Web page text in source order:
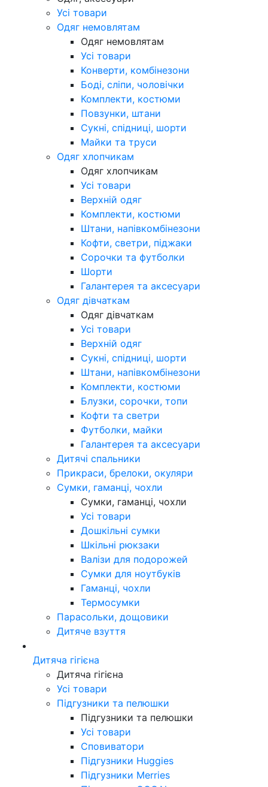
Усі товари
Одяг немовлятам
Одяг немовлятам
Усі товари
Конверти, комбінезони
Боді, сліпи, чоловічки
Комплекти, костюми
Повзунки, штани
Сукні, спідниці, шорти
Майки та труси
Одяг хлопчикам
Одяг хлопчикам
Усі товари
Верхній одяг
Комплекти, костюми
Штани, напівкомбінезони
Кофти, светри, піджаки
Сорочки та футболки
Шорти
Галантерея та аксесуари
Одяг дівчаткам
Одяг дівчаткам
Усі товари
Верхній одяг
Сукні, спідниці, шорти
Штани, напівкомбінезони
Комплекти, костюми
Блузки, сорочки, топи
Кофти та светри
Футболки, майки
Галантерея та аксесуари
Дитячі спальники
Прикраси, брелоки, окуляри
Сумки, гаманці, чохли
Сумки, гаманці, чохли
Усі товари
Дошкільні сумки
Шкільні рюкзаки
Валізи для подорожей
Сумки для ноутбуків
Гаманці, чохли
Термосумки
Парасольки, дощовики
Дитяче взуття
Дитяча гігієна
Дитяча гігієна
Усі товари
Підгузники та пелюшки
Підгузники та пелюшки
Усі товари
Сповиватори
Підгузники Huggies
Підгузники Merries